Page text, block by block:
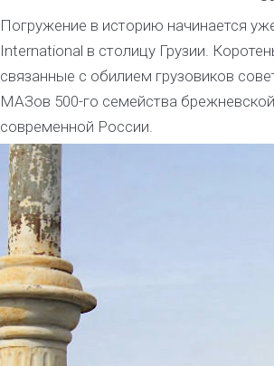
Погружение в историю начинается
International в столицу Грузии.
связанные с обилием грузовиков
МАЗов 500-го семейства
современной России.